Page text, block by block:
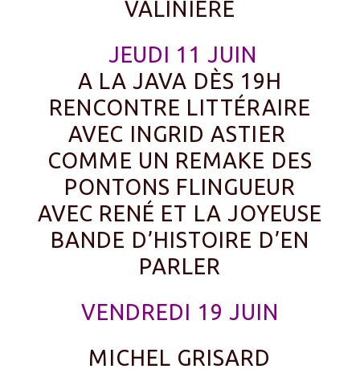
VALINIÈRE
JEUDI 11 JUIN
A LA JAVA DÈS 19H
RENCONTRE LITTÉRAIRE
AVEC INGRID ASTIER
COMME UN REMAKE DES
PONTONS FLINGUEUR
AVEC RENÉ ET LA JOYEUSE
BANDE D’HISTOIRE D’EN
PARLER
VENDREDI 19 JUIN
MICHEL GRISARD